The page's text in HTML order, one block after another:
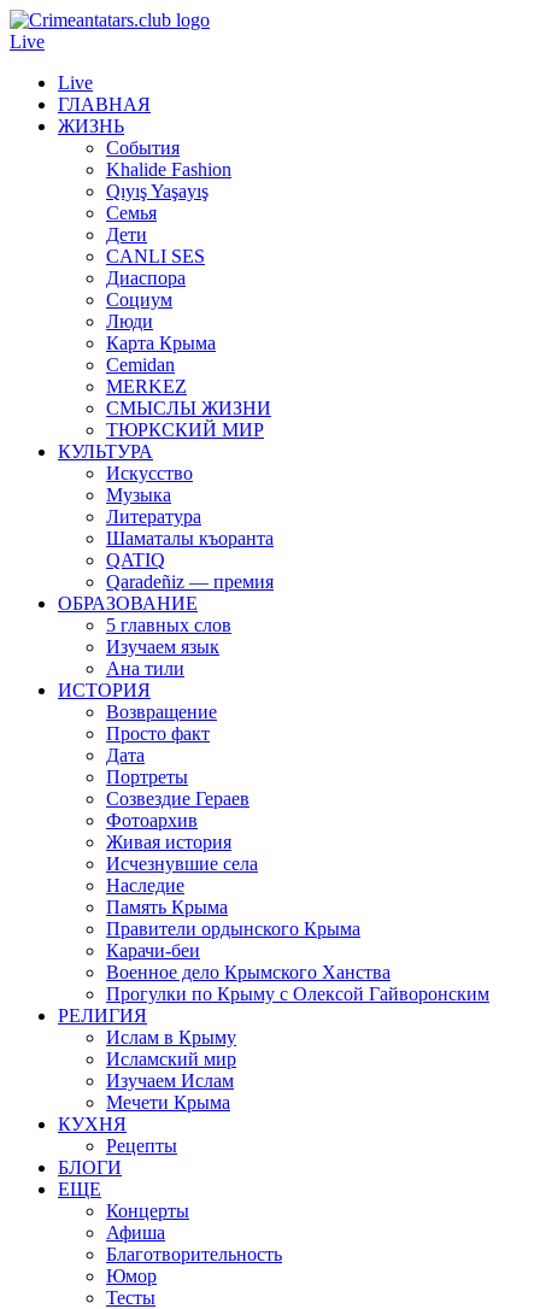
Live
Live
ГЛАВНАЯ
ЖИЗНЬ
События
Khalide Fashion
Qıyış Yaşayış
Семья
Дети
CANLI SES
Диаспора
Социум
Люди
Карта Крыма
Cemidan
МERKEZ
СМЫСЛЫ ЖИЗНИ
ТЮРКСКИЙ МИР
КУЛЬТУРА
Искусство
Музыка
Литература
Шаматалы къоранта
QATIQ
Qaradeñiz — премия
ОБРАЗОВАНИЕ
5 главных слов
Изучаем язык
Ана тили
ИСТОРИЯ
Возвращение
Просто факт
Дата
Портреты
Созвездие Гераев
Фотоархив
Живая история
Исчезнувшие села
Наследие
Память Крыма
Правители ордынского Крыма
Карачи-беи
Военное дело Крымского Ханства
Прогулки по Крыму с Олексой Гайворонским
РЕЛИГИЯ
Ислам в Крыму
Исламский мир
Изучаем Ислам
Мечети Крыма
КУХНЯ
Рецепты
БЛОГИ
ЕЩЕ
Концерты
Афиша
Благотворительность
Юмор
Тесты